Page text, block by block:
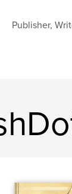
Publisher,